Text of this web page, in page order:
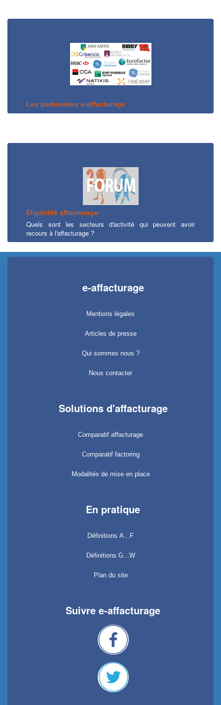
Les partenaires e-affacturage
Eligibilité affacturage
Quels sont les secteurs d'activité qui peuvent avoir
recours à l'affacturage ?
e-affacturage
Mentions légales
Articles de presse
Qui sommes nous ?
Nous contacter
Solutions d'affacturage
Comparatif affacturage
Comparatif factoring
Modalités de mise en place
En pratique
Définitions A...F
Définitions G...W
Plan du site
Suivre e-affacturage